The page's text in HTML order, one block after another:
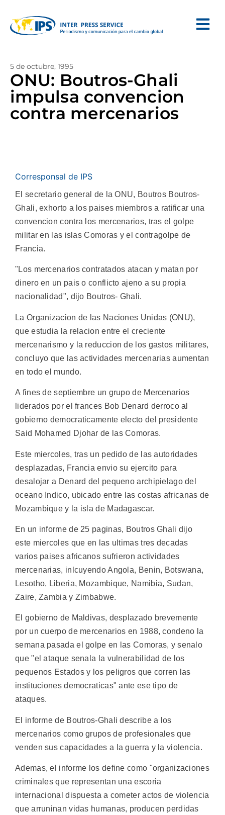
5 de octubre, 1995
ONU: Boutros-Ghali
impulsa convencion
contra mercenarios
Corresponsal de IPS
El secretario general de la ONU, Boutros Boutros-
Ghali, exhorto a los paises miembros a ratificar una
convencion contra los mercenarios, tras el golpe
militar en las islas Comoras y el contragolpe de
Francia.
"Los mercenarios contratados atacan y matan por
dinero en un pais o conflicto ajeno a su propia
nacionalidad", dijo Boutros- Ghali.
La Organizacion de las Naciones Unidas (ONU),
que estudia la relacion entre el creciente
mercenarismo y la reduccion de los gastos militares,
concluyo que las actividades mercenarias aumentan
en todo el mundo.
A fines de septiembre un grupo de Mercenarios
liderados por el frances Bob Denard derroco al
gobierno democraticamente electo del presidente
Said Mohamed Djohar de las Comoras.
Este miercoles, tras un pedido de las autoridades
desplazadas, Francia envio su ejercito para
desalojar a Denard del pequeno archipielago del
oceano Indico, ubicado entre las costas africanas de
Mozambique y la isla de Madagascar.
En un informe de 25 paginas, Boutros Ghali dijo
este miercoles que en las ultimas tres decadas
varios paises africanos sufrieron actividades
mercenarias, inlcuyendo Angola, Benin, Botswana,
Lesotho, Liberia, Mozambique, Namibia, Sudan,
Zaire, Zambia y Zimbabwe.
El gobierno de Maldivas, desplazado brevemente
por un cuerpo de mercenarios en 1988, condeno la
semana pasada el golpe en las Comoras, y senalo
que "el ataque senala la vulnerabilidad de los
pequenos Estados y los peligros que corren las
instituciones democraticas" ante ese tipo de
ataques.
El informe de Boutros-Ghali describe a los
mercenarios como grupos de profesionales que
venden sus capacidades a la guerra y la violencia.
Ademas, el informe los define como "organizaciones
criminales que representan una escoria
internacional dispuesta a cometer actos de violencia
que arruninan vidas humanas, producen perdidas